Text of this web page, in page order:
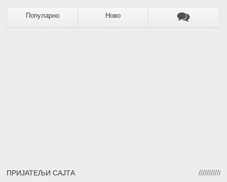
Популарно Ново
ПРИЈАТЕЉИ САЈТА